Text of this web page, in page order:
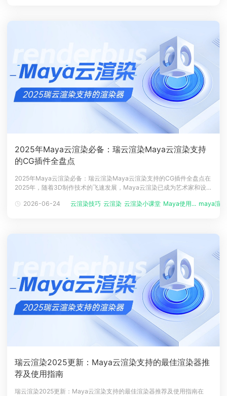
2025年Maya云渲染必备：瑞云渲染Maya云渲染支持
的CG插件全盘点
2025年Maya云渲染必备：瑞云渲染Maya云渲染支持的CG插件全盘点在
2025年，随着3D制作技术的飞速发展，Maya云渲染已成为艺术家和设计
不仅支持多种渲染器，还兼容众多强大的插件，以满足用户多样化的项目
2026-06-24 云渲染技巧 云渲染 云渲染小课堂 Maya使用... maya渲染
瑞云渲染2025更新：Maya云渲染支持的最佳渲染器推
荐及使用指南
瑞云渲染2025更新：Maya云渲染支持的最佳渲染器推荐及使用指南在